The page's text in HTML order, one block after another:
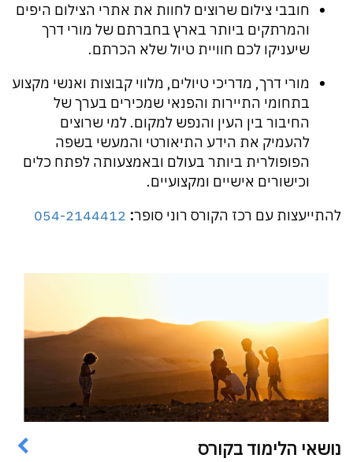
חובבי צילום שרוצים לחוות את אתרי הצילום היפים
והמרתקים ביותר בארץ בחברתם של מורי דרך
שיעניקו לכם חוויית טיול שלא הכרתם.
מורי דרך, מדריכי טיולים, מלווי קבוצות ואנשי מקצוע
בתחומי התיירות והפנאי שמכירים בערך של
החיבור בין העין והנפש למקום. למי שרוצים
להעמיק את הידע התיאורטי והמעשי בשפה
הפופולרית ביותר בעולם ובאמצעותה לפתח כלים
וכישורים אישיים ומקצועיים.
להתייעצות עם רכז הקורס רוני סופר:
054-2144412
נושאי הלימוד בקורס